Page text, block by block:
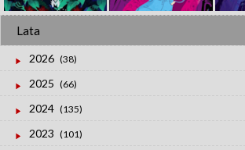
Lata
2026 (38)
2025 (66)
2024 (135)
2023 (101)